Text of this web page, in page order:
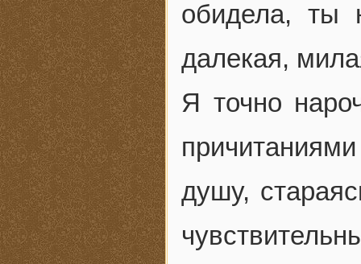
обидела, ты
далекая,
Я точно
душу,